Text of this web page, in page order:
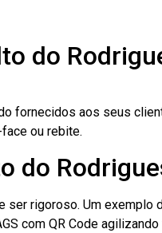
do
fornecidos aos seus
ou rebite.
do
rigoroso. Um exemplo
com QR Code